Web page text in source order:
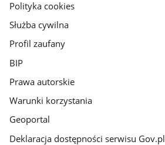
gov.pl
Polityka cookies
Służba cywilna
Profil zaufany
BIP
Prawa autorskie
Warunki korzystania
Geoportal
Deklaracja dostępności serwisu Gov.pl